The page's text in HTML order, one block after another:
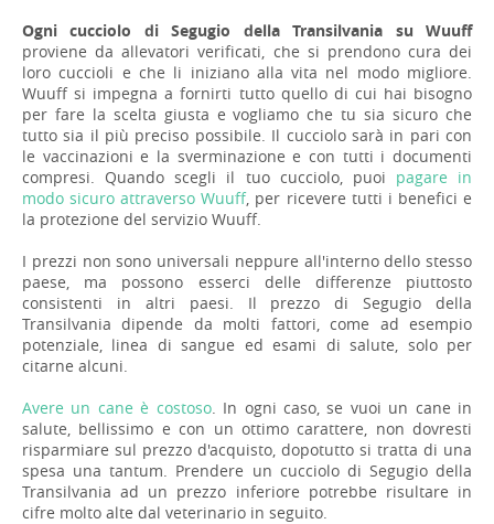
Ogni cucciolo di Segugio della Transilvania su Wuuff
proviene da allevatori verificati, che si prendono cura dei
loro cuccioli e che li iniziano alla vita nel modo migliore.
Wuuff si impegna a fornirti tutto quello di cui hai bisogno
per fare la scelta giusta e vogliamo che tu sia sicuro che
tutto sia il più preciso possibile. Il cucciolo sarà in pari con
le vaccinazioni e la sverminazione e con tutti i documenti
compresi. Quando scegli il tuo cucciolo, puoi pagare in
modo sicuro attraverso Wuuff, per ricevere tutti i benefici e
la protezione del servizio Wuuff.
I prezzi non sono universali neppure all'interno dello stesso
paese, ma possono esserci delle differenze piuttosto
consistenti in altri paesi. Il prezzo di Segugio della
Transilvania dipende da molti fattori, come ad esempio
potenziale, linea di sangue ed esami di salute, solo per
citarne alcuni.
Avere un cane è costoso. In ogni caso, se vuoi un cane in
salute, bellissimo e con un ottimo carattere, non dovresti
risparmiare sul prezzo d'acquisto, dopotutto si tratta di una
spesa una tantum. Prendere un cucciolo di Segugio della
Transilvania ad un prezzo inferiore potrebbe risultare in
cifre molto alte dal veterinario in seguito.